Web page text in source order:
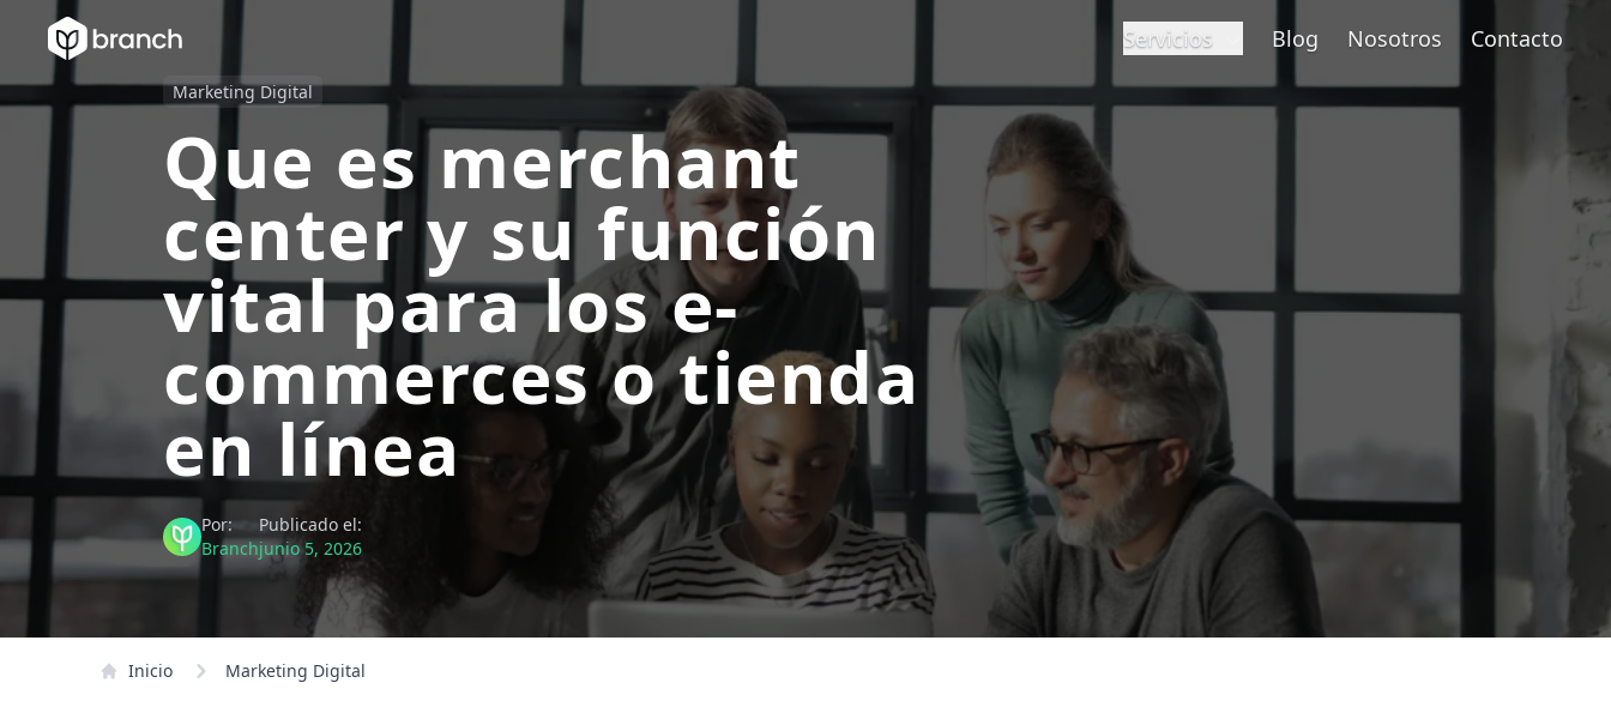
Servicios Blog Nosotros Contacto
Marketing Digital
Que es merchant
center y su función
vital para los e-
commerces o tienda
en línea
Por:
Branch
Publicado el:
junio 5, 2026
Inicio Marketing Digital